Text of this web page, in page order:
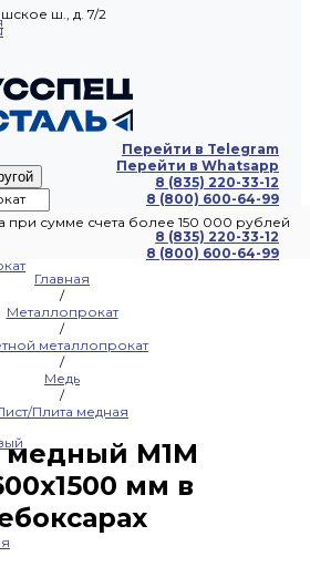
8 (835) 220-33-12
8 (800) 600-64-99
ш., д. 7/2
Перейти в Telegram
Перейти в Whatsapp
8 (835) 220-33-12
8 (800) 600-64-99
при сумме счета более 150 000 рублей
Главная
/
Металлопрокат
/
металлопрокат
/
Медь
/
Плита медная
медный М1М
мм в